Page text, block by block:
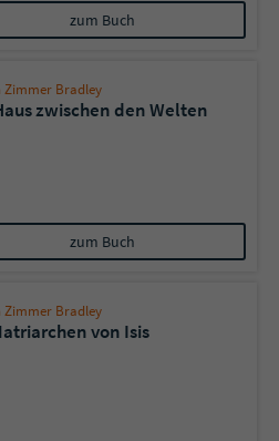
zum Buch
Zimmer Bradley
zwischen den Welten
zum Buch
Zimmer Bradley
von Isis